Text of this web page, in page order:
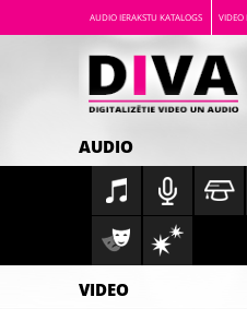
AUDIO IERAKSTU KATALOGS VIDEO
AUDIO
VIDEO